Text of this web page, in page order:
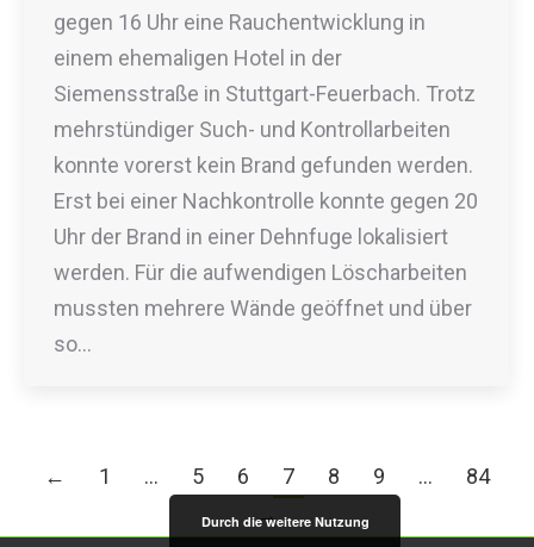
gegen 16 Uhr eine Rauchentwicklung in
einem ehemaligen Hotel in der
Siemensstraße in Stuttgart-Feuerbach. Trotz
mehrstündiger Such- und Kontrollarbeiten
konnte vorerst kein Brand gefunden werden.
Erst bei einer Nachkontrolle konnte gegen 20
Uhr der Brand in einer Dehnfuge lokalisiert
werden. Für die aufwendigen Löscharbeiten
mussten mehrere Wände geöffnet und über
so…
← 1 … 5 6 7 8 9 …
84
→
Durch die weitere Nutzung